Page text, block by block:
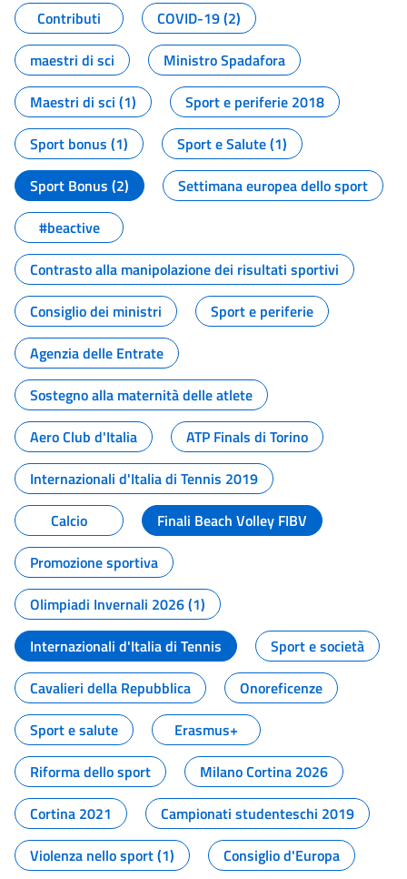
Contributi
COVID-19 (2)
maestri di sci
Ministro Spadafora
Maestri di sci (1)
Sport e periferie 2018
Sport bonus (1)
Sport e Salute (1)
Sport Bonus (2)
Settimana europea dello sport
#beactive
Contrasto alla manipolazione dei risultati sportivi
Consiglio dei ministri
Sport e periferie
Agenzia delle Entrate
Sostegno alla maternità delle atlete
Aero Club d'Italia
ATP Finals di Torino
Internazionali d'Italia di Tennis 2019
Calcio
Finali Beach Volley FIBV
Promozione sportiva
Olimpiadi Invernali 2026 (1)
Internazionali d'Italia di Tennis
Sport e società
Cavalieri della Repubblica
Onoreficenze
Sport e salute
Erasmus+
Riforma dello sport
Milano Cortina 2026
Cortina 2021
Campionati studenteschi 2019
Violenza nello sport (1)
Consiglio d'Europa